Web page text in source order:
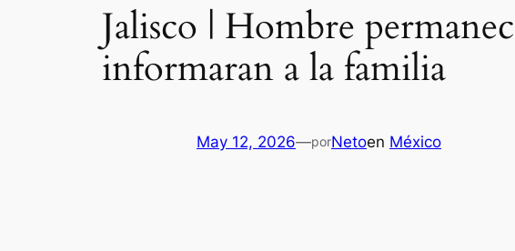
Jalisco | Hombre
informaran a la familia
May 12, 2026—porNetoen México